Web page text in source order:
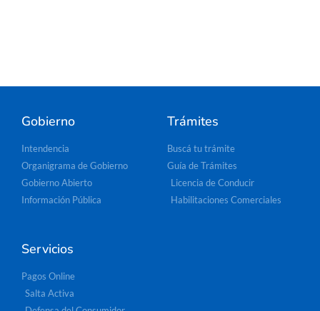
Gobierno
Intendencia
Organigrama de Gobierno
Gobierno Abierto
Información Pública
Trámites
Buscá tu trámite
Guía de Trámites
Licencia de Conducir
Habilitaciones Comerciales
Servicios
Pagos Online
Salta Activa